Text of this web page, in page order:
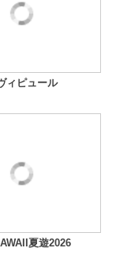
ィピュール
夏遊2026